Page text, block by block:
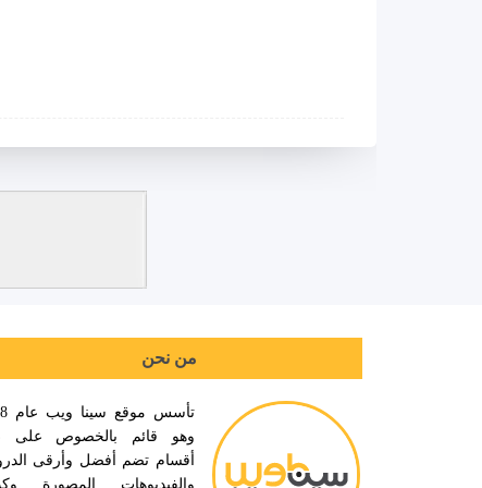
من نحن
تأسس
وهو قائم بالخصوص على
أقسام تضم أفضل وأرقى
والفيديوهات المصورة